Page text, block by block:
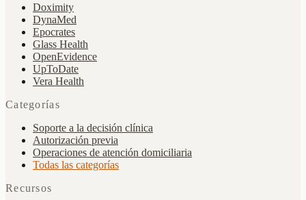
Doximity
DynaMed
Epocrates
Glass Health
OpenEvidence
UpToDate
Vera Health
Categorías
Soporte a la decisión clínica
Autorización previa
Operaciones de atención domiciliaria
Todas las categorías
Recursos